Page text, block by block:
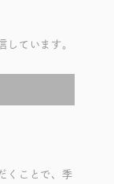
しています。
くことで、季